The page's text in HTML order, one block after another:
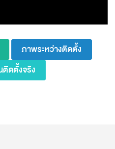
ภาพระหว่างติดตั้ง
ดตั้งจริง